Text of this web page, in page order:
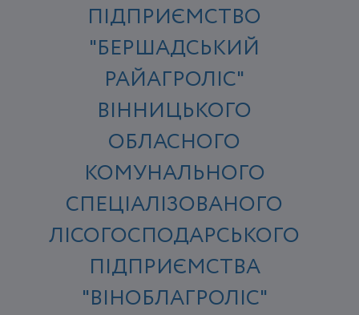
ПІДПРИЄМСТВО
"БЕРШАДСЬКИЙ
РАЙАГРОЛІС"
ВІННИЦЬКОГО
ОБЛАСНОГО
КОМУНАЛЬНОГО
СПЕЦІАЛІЗОВАНОГО
ЛІСОГОСПОДАРСЬКОГО
ПІДПРИЄМСТВА
"ВІНОБЛАГРОЛІС"